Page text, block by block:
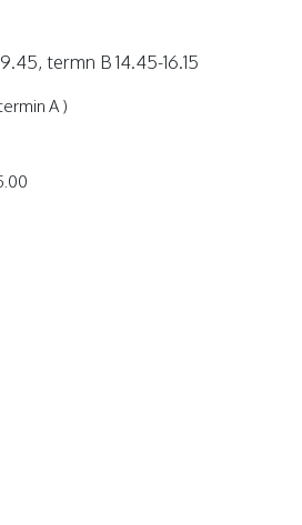
termn B 14.45-16.15
A )